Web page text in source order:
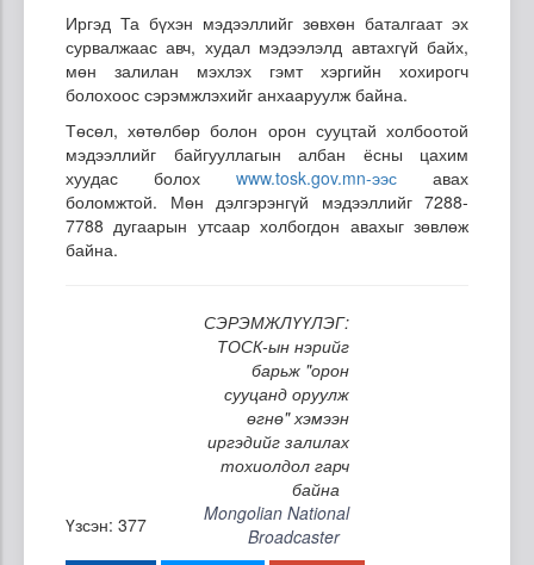
Иргэд Та бүхэн мэдээллийг зөвхөн баталгаат эх
сурвалжаас авч, худал мэдээлэлд автахгүй байх,
мөн залилан мэхлэх гэмт хэргийн хохирогч
болохоос сэрэмжлэхийг анхааруулж байна.
Төсөл, хөтөлбөр болон орон сууцтай холбоотой
мэдээллийг байгууллагын албан ёсны цахим
хуудас болох www.tosk.gov.mn-ээс авах
боломжтой. Мөн дэлгэрэнгүй мэдээллийг 7288-
7788 дугаарын утсаар холбогдон авахыг зөвлөж
байна.
СЭРЭМЖЛҮҮЛЭГ:
ТОСК-ын нэрийг
барьж "орон
сууцанд оруулж
өгнө" хэмээн
иргэдийг залилах
тохиолдол гарч
байна
Үзсэн: 377
Mongolian National
Broadcaster